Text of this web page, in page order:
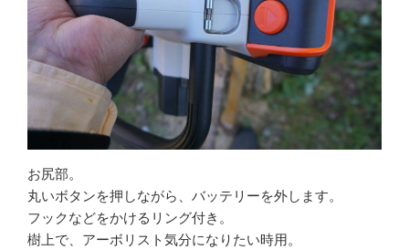
お尻部。
丸いボタンを押しながら、バッテリーを外します。
フックなどをかけるリング付き。
樹上で、アーボリスト気分になりたい時用。